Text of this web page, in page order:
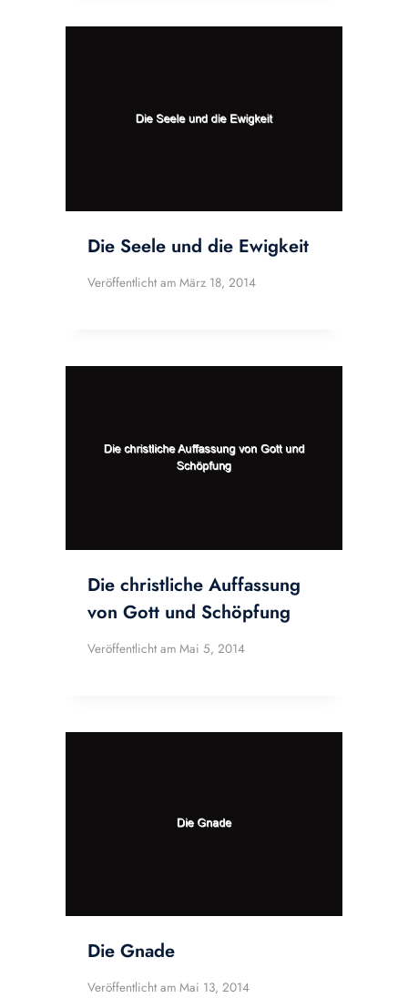
Die Seele und die Ewigkeit
Veröffentlicht am März 18, 2014
Die christliche Auffassung
von Gott und Schöpfung
Veröffentlicht am Mai 5, 2014
Die Gnade
Veröffentlicht am Mai 13, 2014